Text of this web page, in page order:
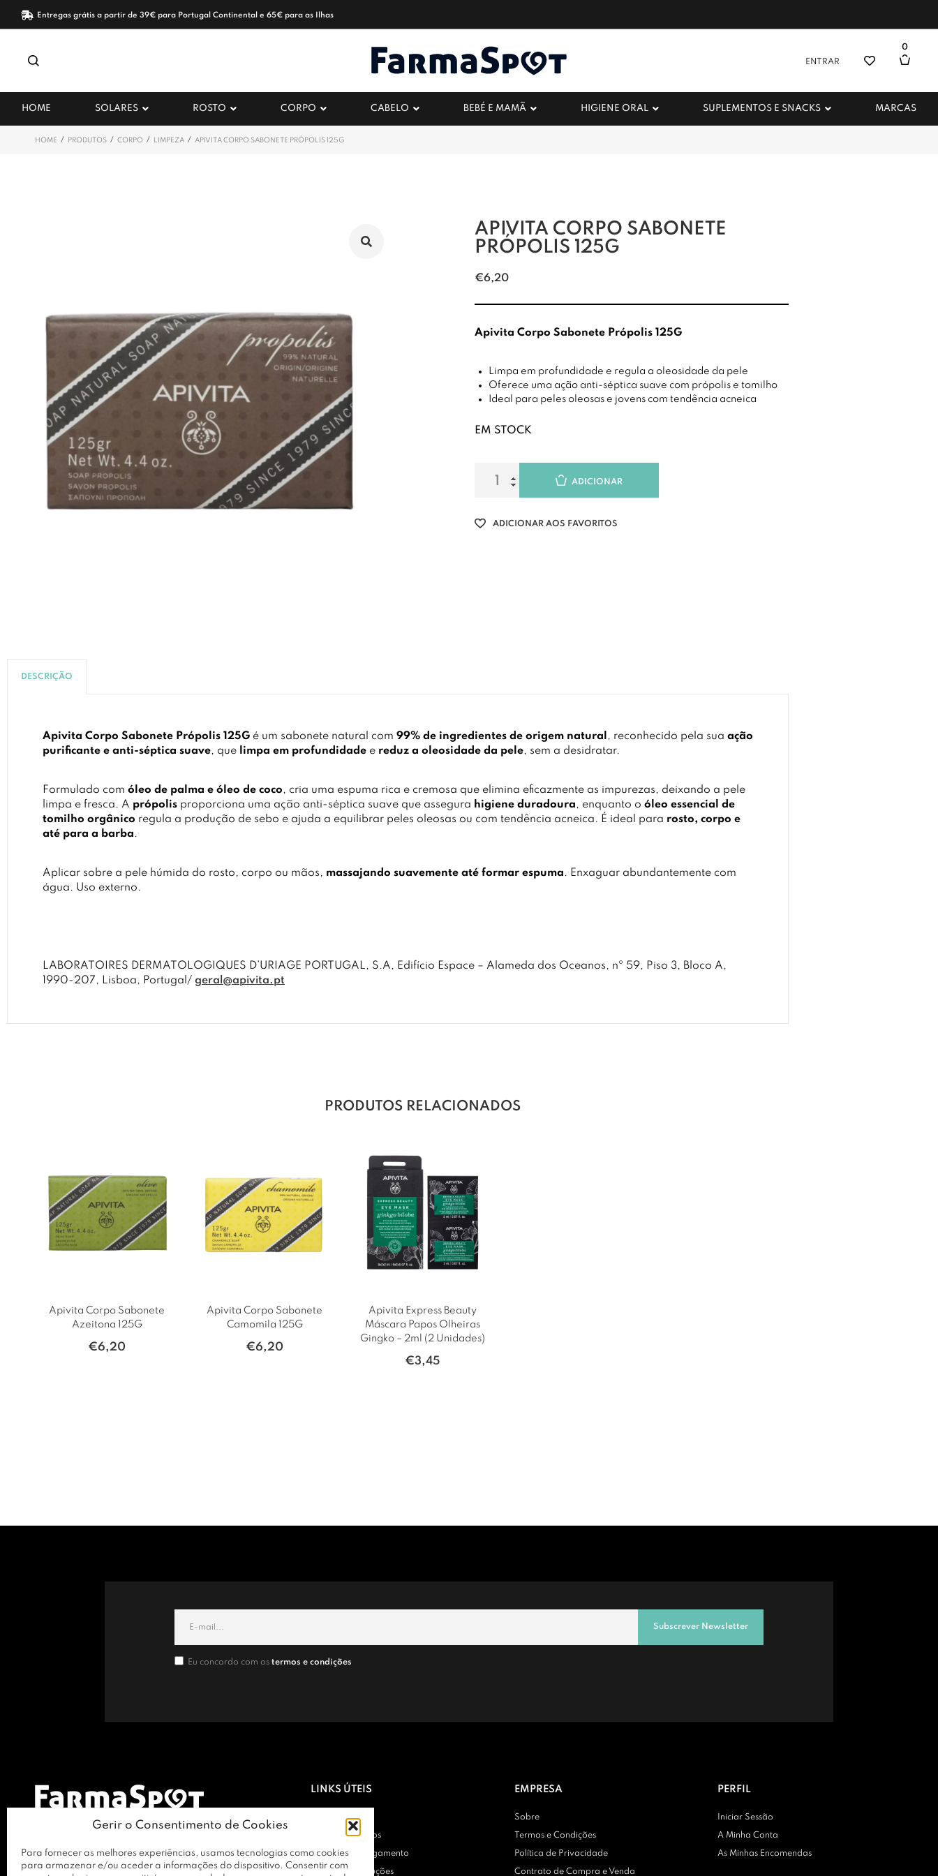
Gerir o Consentimento de Cookies
Para fornecer as melhores experiências, usamos tecnologias como cookies
para armazenar e/ou aceder a informações do dispositivo. Consentir com
Entregas grátis a partir de 39€ para Portugal Continental e 65€ para as Ilhas
ENTRAR
0
HOME SOLARES ROSTO CORPO CABELO BEBÉ E MAMÃ HIGIENE ORAL SUPLEMENTOS E SNACKS MARCAS
HOME / PRODUTOS / CORPO / LIMPEZA / APIVITA CORPO SABONETE PRÓPOLIS 125G
APIVITA CORPO SABONETE
PRÓPOLIS 125G
€6,20
Apivita Corpo Sabonete Própolis 125G
Limpa em profundidade e regula a oleosidade da pele
Oferece uma ação anti-séptica suave com própolis e tomilho
Ideal para peles oleosas e jovens com tendência acneica
EM STOCK
ADICIONAR
ADICIONAR AOS FAVORITOS
DESCRIÇÃO
Apivita Corpo Sabonete Própolis 125G é um sabonete natural com 99% de ingredientes de origem natural , reconhecido pela sua ação
purificante e anti-séptica suave, que limpa em profundidade e reduz a oleosidade da pele, sem a desidratar.
Formulado com óleo de palma e óleo de coco, cria uma espuma rica e cremosa que elimina eficazmente as impurezas, deixando a pele
limpa e fresca. A própolis proporciona uma ação anti-séptica suave que assegura higiene duradoura, enquanto o óleo essencial de
tomilho orgânico regula a produção de sebo e ajuda a equilibrar peles oleosas ou com tendência acneica. É ideal para rosto, corpo e
até para a barba.
Aplicar sobre a pele húmida do rosto, corpo ou mãos, massajando suavemente até formar espuma. Enxaguar abundantemente com
água. Uso externo.
LABORATOIRES DERMATOLOGIQUES D’URIAGE PORTUGAL, S.A, Edifício Espace – Alameda dos Oceanos, nº 59, Piso 3, Bloco A,
1990-207, Lisboa, Portugal/ geral@apivita.pt
PRODUTOS RELACIONADOS
Apivita Corpo Sabonete
Azeitona 125G
€6,20
Apivita Corpo Sabonete
Camomila 125G
€6,20
Apivita Express Beauty
Máscara Papos Olheiras
Gingko – 2ml (2 Unidades)
€3,45
Subscrever Newsletter
Eu concordo com os termos e condições
LINKS ÚTEIS
Contactos
Entregas e Envios
Métodos de Pagamento
Trocas e Devoluções
EMPRESA
Sobre
Termos e Condições
Política de Privacidade
Contrato de Compra e Venda
PERFIL
Iniciar Sessão
A Minha Conta
As Minhas Encomendas